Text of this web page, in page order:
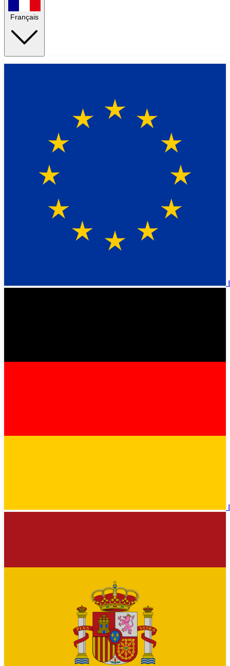
Français